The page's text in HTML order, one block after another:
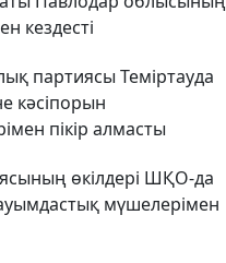
кездесті
партиясы Теміртауда
кәсіпорын
пікір алмасты
өкілдері ШҚО-да
мүшелерімен